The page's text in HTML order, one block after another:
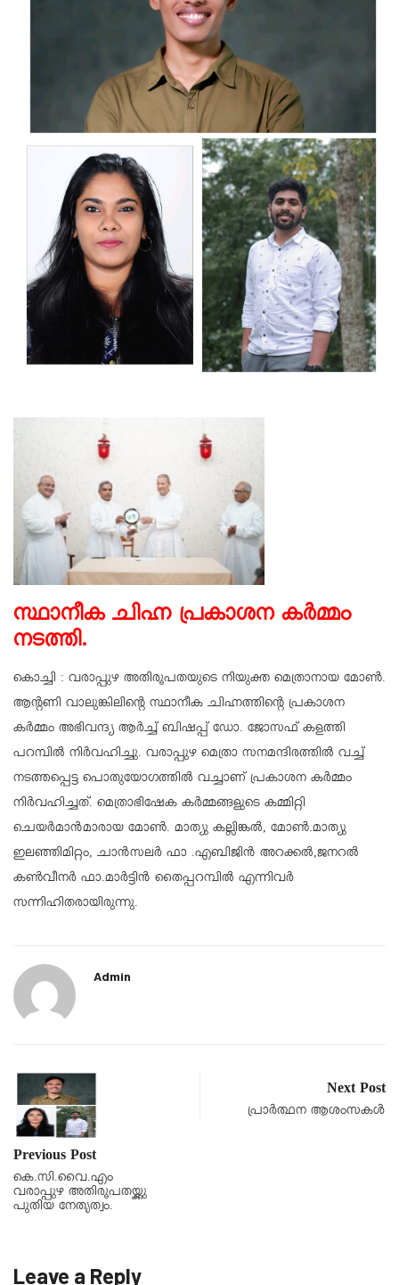
സ്ഥാനീക ചിഹ്ന പ്രകാശന കർമ്മം
നടത്തി.
കൊച്ചി : വരാപ്പുഴ അതിരൂപതയുടെ നിയുക്ത മെത്രാനായ മോൺ.
ആൻ്റണി വാലുങ്കിലിന്റെ സ്ഥാനീക ചിഹ്നത്തിന്റെ പ്രകാശന
കർമ്മം അഭിവന്ദ്യ ആർച്ച് ബിഷപ്പ് ഡോ. ജോസഫ് കളത്തി
പറമ്പിൽ നിർവഹിച്ചു. വരാപ്പുഴ മെത്രാ സനമന്ദിരത്തിൽ വച്ച്
നടത്തപ്പെട്ട പൊതുയോഗത്തിൽ വച്ചാണ് പ്രകാശന കർമ്മം
നിർവഹിച്ചത്. മെത്രാഭിഷേക കർമ്മങ്ങളുടെ കമ്മിറ്റി
ചെയർമാൻമാരായ മോൺ. മാത്യു കല്ലിങ്കൽ, മോൺ.മാത്യു
ഇലഞ്ഞിമിറ്റം, ചാൻസലർ ഫാ .എബിജിൻ അറക്കൽ,ജനറൽ
കൺവീനർ ഫാ.മാർട്ടിൻ തൈപ്പറമ്പിൽ എന്നിവർ
സന്നിഹിതരായിരുന്നു.
Admin
Previous Post
കെ.സി.വൈ.എം
വരാപ്പുഴ അതിരൂപതയ്ക്കു
പുതിയ നേതൃത്വം.
Next Post
പ്രാർത്ഥന ആശംസകൾ
Leave a Reply